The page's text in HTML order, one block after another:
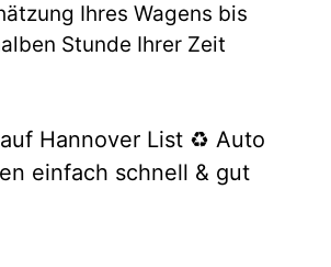
Ihres Wagens bis
Stunde Ihrer Zeit
Hannover List ♻️ Auto
einfach schnell & gut